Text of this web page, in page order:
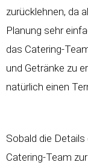
zurücklehnen, da
Planung sehr
das Catering-
und Getränke zu
natürlich einen
Sobald die
Catering-Team